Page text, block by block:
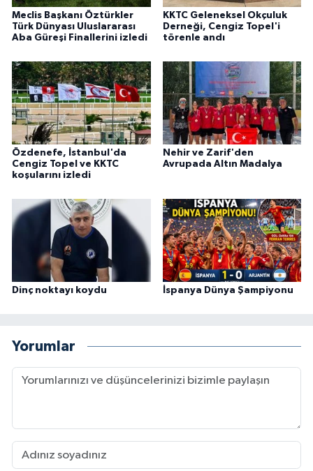
Meclis Başkanı Öztürkler
Türk Dünyası Uluslararası
Aba Güreşi Finallerini izledi
KKTC Geleneksel Okçuluk
Derneği, Cengiz Topel'i
törenle andı
Özdenefe, İstanbul'da
Cengiz Topel ve KKTC
koşularını izledi
Nehir ve Zarif'den
Avrupada Altın Madalya
Dinç noktayı koydu İspanya Dünya Şampiyonu
Yorumlar